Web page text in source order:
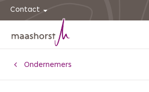
Contact
HomeOndernemers